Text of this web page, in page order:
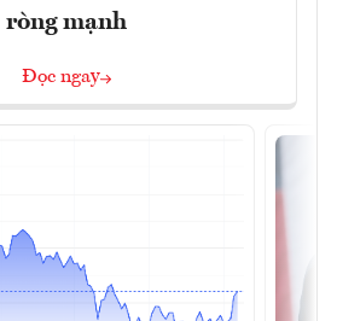
ròng mạnh
Đọc ngay